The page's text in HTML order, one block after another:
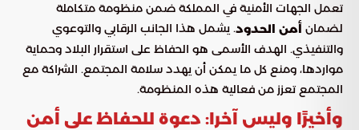
تعمل الجهات الأمنية في المملكة ضمن منظومة متكاملة
لضمان أمن الحدود. يشمل هذا الجانب الرقابي والتوعوي
والتنفيذي. الهدف الأسمى هو الحفاظ على استقرار البلاد وحماية
مواردها، ومنع كل ما يمكن أن يهدد سلامة المجتمع. الشراكة مع
المجتمع تعزز من فعالية هذه المنظومة.
وأخيرًا وليس آخرا: دعوة للحفاظ على أمن